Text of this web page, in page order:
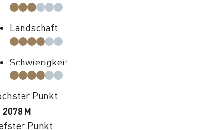
Landschaft
Schwierigkeit
Punkt
2078 M
Punkt